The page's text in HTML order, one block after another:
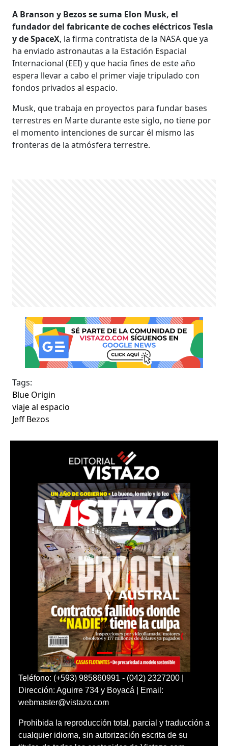
A Branson y Bezos se suma Elon Musk, el
fundador del fabricante de coches eléctricos Tesla
y de SpaceX, la firma contratista de la NASA que ya
ha enviado astronautas a la Estación Espacial
Internacional (EEI) y que hacia fines de este año
espera llevar a cabo el primer viaje tripulado con
fondos privados al espacio.
Musk, que trabaja en proyectos para fundar bases
terrestres en Marte durante este siglo, no tiene por
el momento intenciones de surcar él mismo las
fronteras de la atmósfera terrestre.
Tags:
Blue Origin
viaje al espacio
Jeff Bezos
Teléfono: (+593) 985860991 - (042) 2327200 |
Dirección: Aguirre 734 y Boyacá | Email:
webmaster@vistazo.com
Prohibida la reproducción total, parcial y traducción a
cualquier idioma, sin autorización escrita de su